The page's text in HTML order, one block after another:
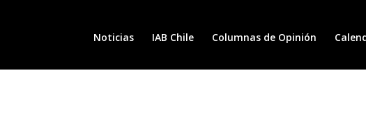
Noticias IAB Chile Columnas de Opinión